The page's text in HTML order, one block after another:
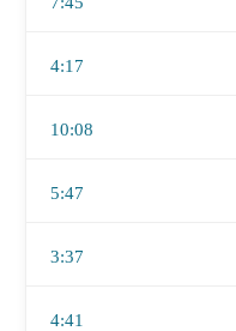
4:17
10:08
5:47
3:37
4:41